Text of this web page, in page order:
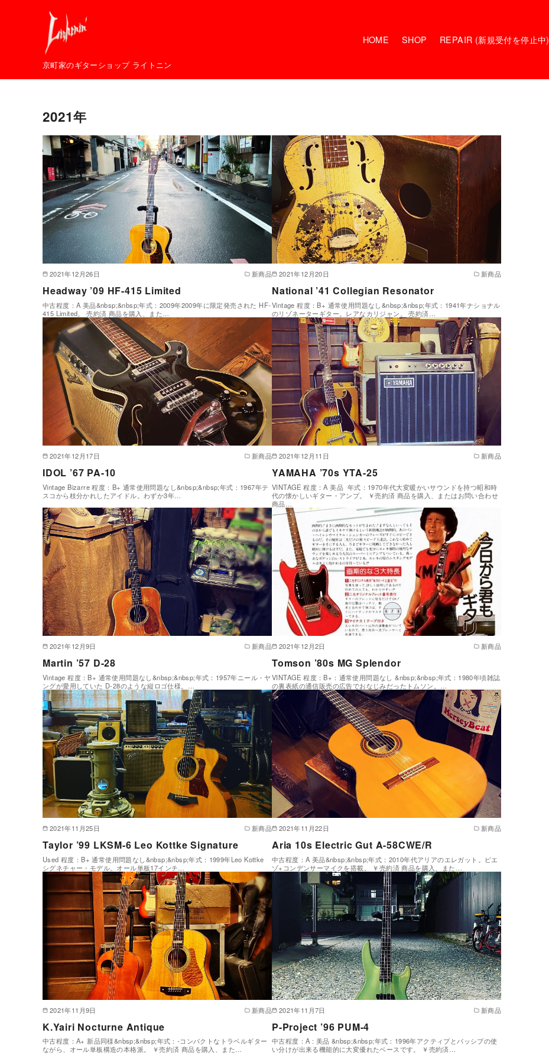
京町家のギターショップ ライトニン
HOME SHOP REPAIR (新規受付を停止中)
2021年
2021年12月26日 新商品
Headway ’09 HF-415 Limited
中古程度：A 美品&nbsp;&nbsp;年式：2009年2009年に限定発売された HF-
415 Limited。 売約済 商品を購入、また…
2021年12月20日 新商品
National ’41 Collegian Resonator
Vintage 程度：B+ 通常使用問題なし&nbsp;&nbsp;年式：1941年ナショナル
のリゾネーターギター。レアなカリジャン。 売約済…
2021年12月17日 新商品
IDOL ’67 PA-10
Vintage Bizarre 程度：B+ 通常使用問題なし&nbsp;&nbsp;年式：1967年テ
スコから枝分かれしたアイドル。わずか3年…
2021年12月11日 新商品
YAMAHA ’70s YTA-25
VINTAGE 程度：A 美品 年式：1970年代大変暖かいサウンドを持つ昭和時
代の懐かしいギター・アンプ。 ￥売約済 商品を購入、またはお問い合わせ
商品…
2021年12月9日 新商品
Martin ’57 D-28
Vintage 程度：B+ 通常使用問題なし&nbsp;&nbsp;年式：1957年ニール・ヤ
ングが愛用していた D-28のような縦ロゴ仕様。…
2021年12月2日 新商品
Tomson ’80s MG Splendor
VINTAGE 程度：B+：通常使用問題なし &nbsp;&nbsp;年式：1980年頃雑誌
の裏表紙の通信販売の広告でおなじみだったトムソン。…
2021年11月25日 新商品
Taylor ’99 LKSM-6 Leo Kottke Signature
Used 程度：B+ 通常使用問題なし&nbsp;&nbsp;年式：1999年Leo Kottke
シグネチャー・モデル。オール単板17インチ…
2021年11月22日 新商品
Aria 10s Electric Gut A-58CWE/R
中古程度：A 美品&nbsp;&nbsp;年式：2010年代アリアのエレガット。ピエ
ゾ+コンデンサーマイクを搭載。 ￥売約済 商品を購入、また…
2021年11月9日 新商品
K.Yairi Nocturne Antique
中古程度：A+ 新品同様&nbsp;&nbsp;年式：-コンパクトなトラベルギター
ながら、オール単板構造の本格派。 ￥売約済 商品を購入、また…
2021年11月7日 新商品
P-Project ’96 PUM-4
中古程度：A : 美品 &nbsp;&nbsp;年式：1996年アクティブとパッシブの使
い分けが出来る機能的に大変優れたベースです。 ￥売約済…